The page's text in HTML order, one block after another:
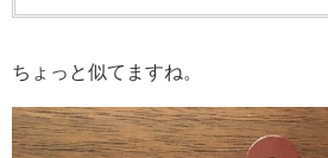
ちょっと似てますね。